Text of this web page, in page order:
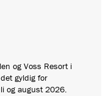
og Voss Resort i
gyldig for
og august 2026.